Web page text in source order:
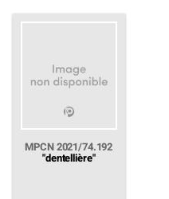
MPCN 2021/74.192
"dentellière"